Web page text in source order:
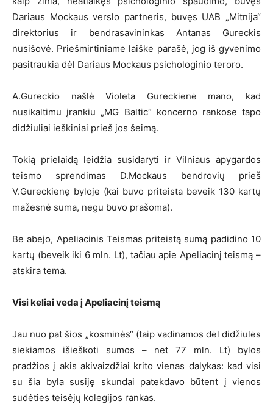
Dariaus Mockaus verslo partneris, buvęs UAB „Mitnija“
direktorius ir bendrasavininkas Antanas Gureckis
nusišovė. Priešmirtiniame laiške parašė, jog iš gyvenimo
pasitraukia dėl Dariaus Mockaus psichologinio teroro.
A.Gureckio našlė Violeta Gureckienė mano, kad
nusikaltimu įrankiu „MG Baltic“ koncerno rankose tapo
didžiuliai ieškiniai prieš jos šeimą.
Tokią prielaidą leidžia susidaryti ir Vilniaus apygardos
teismo sprendimas D.Mockaus bendrovių prieš
V.Gureckienę byloje (kai buvo priteista beveik 130 kartų
mažesnė suma, negu buvo prašoma).
Be abejo, Apeliacinis Teismas priteistą sumą padidino 10
kartų (beveik iki 6 mln. Lt), tačiau apie Apeliacinį teismą –
atskira tema.
Visi keliai veda į Apeliacinį teismą
Jau nuo pat šios „kosminės“ (taip vadinamos dėl didžiulės
siekiamos išieškoti sumos – net 77 mln. Lt) bylos
pradžios į akis akivaizdžiai krito vienas dalykas: kad visi
su šia byla susiję skundai patekdavo būtent į vienos
sudėties teisėjų kolegijos rankas.